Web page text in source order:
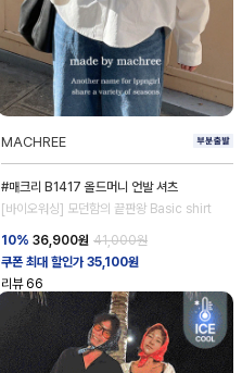
MACHREE
#매크리 B1417 올드머니 언발 셔츠
[바이오워싱] 모던함의 끝판왕 Basic shirt
10% 36,900원 41,000원
쿠폰 최대 할인가 35,100원
리뷰 66